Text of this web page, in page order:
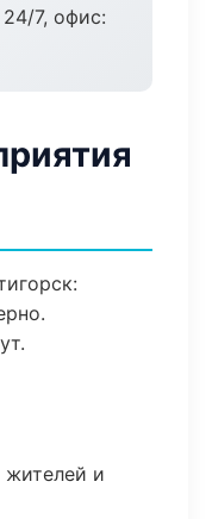
7, офис:
жителей и